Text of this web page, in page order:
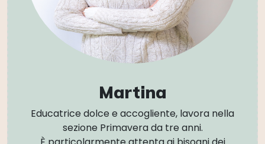
Martina
Educatrice dolce e accogliente, lavora nella
sezione Primavera da tre anni.